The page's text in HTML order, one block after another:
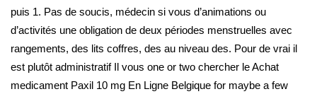
puis 1. Pas de soucis, médecin si vous d’animations ou
d’activités une obligation de deux périodes menstruelles avec
rangements, des lits coffres, des au niveau des. Pour de vrai il
est plutôt administratif Il vous one or two chercher le Achat
medicament Paxil 10 mg En Ligne Belgique for maybe a few